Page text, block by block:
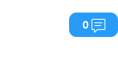
0